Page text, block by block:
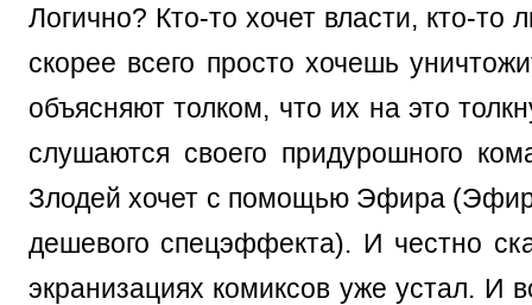
Логично? Кто-то хочет власти, кто-
скорее всего просто хочешь
объясняют толком, что их на это
слушаются своего придурошного
Злодей хочет с помощью Эфира (Эфир
дешевого спецэффекта). И честно
экранизациях комиксов уже устал. И